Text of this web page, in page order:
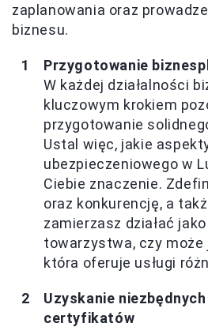
zaplanowania oraz
biznesu.
Przygotowanie
W każdej działalności
kluczowym krokiem
przygotowanie
Ustal więc, jakie
ubezpieczeniowego w
Ciebie znaczenie.
oraz konkurencję, a
zamierzasz działać
towarzystwa, czy może
która oferuje usługi
Uzyskanie
certyfikatów